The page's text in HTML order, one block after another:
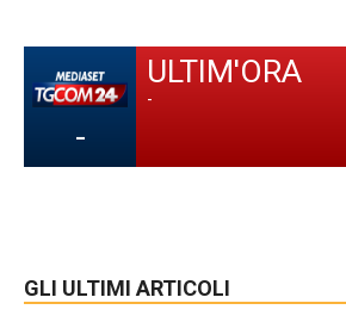
-
ULTIM'ORA
-
GLI ULTIMI ARTICOLI